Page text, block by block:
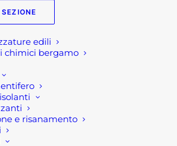
edili
chimici bergamo
e risanamento
balcone:
guida alla scelta
da balcone:
guida alla
della serra